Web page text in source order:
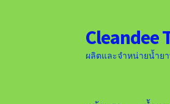
Skip
to
navigation
Skip
to
content
Cleandee
ผลิตและจำหน่ายน้ำย